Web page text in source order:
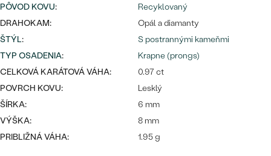
PODĽA FARBY
PODĽA TVARU DRAHOKAMU
NA MIERU
DIAMANTY
Najpredávanejšie
náušnice
PREZRIEŤ
Personalizované
Najpredávanejšie
prstene
PÔVOD KOVU:
Recyklovaný
DRAHOKAM:
Opál a diamanty
ŠTÝL:
S postrannými kameňmi
TYP OSADENIA:
Krapne (prongs)
CELKOVÁ KARÁTOVÁ VÁHA:
0.97 ct
POVRCH KOVU:
Lesklý
ŠÍRKA:
6 mm
VÝŠKA:
8 mm
PRIBLIŽNÁ VÁHA:
1.95 g